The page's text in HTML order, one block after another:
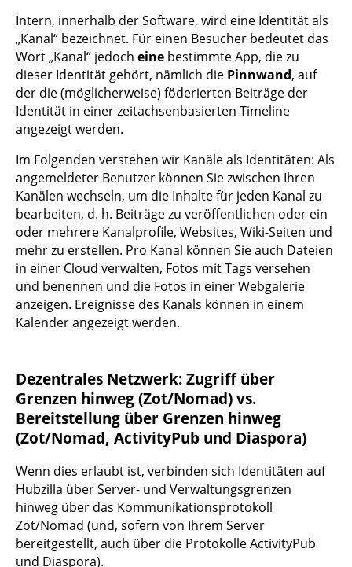
Intern, innerhalb der Software, wird eine Identität als
„Kanal“ bezeichnet. Für einen Besucher bedeutet das
Wort „Kanal“ jedoch eine bestimmte App, die zu
dieser Identität gehört, nämlich die Pinnwand, auf
der die (möglicherweise) föderierten Beiträge der
Identität in einer zeitachsenbasierten Timeline
angezeigt werden.
Im Folgenden verstehen wir Kanäle als Identitäten: Als
angemeldeter Benutzer können Sie zwischen Ihren
Kanälen wechseln, um die Inhalte für jeden Kanal zu
bearbeiten, d. h. Beiträge zu veröffentlichen oder ein
oder mehrere Kanalprofile, Websites, Wiki-Seiten und
mehr zu erstellen. Pro Kanal können Sie auch Dateien
in einer Cloud verwalten, Fotos mit Tags versehen
und benennen und die Fotos in einer Webgalerie
anzeigen. Ereignisse des Kanals können in einem
Kalender angezeigt werden.
Dezentrales Netzwerk: Zugriff über
Grenzen hinweg (Zot/Nomad) vs.
Bereitstellung über Grenzen hinweg
(Zot/Nomad, ActivityPub und Diaspora)
Wenn dies erlaubt ist, verbinden sich Identitäten auf
Hubzilla über Server- und Verwaltungsgrenzen
hinweg über das Kommunikationsprotokoll
Zot/Nomad (und, sofern von Ihrem Server
bereitgestellt, auch über die Protokolle ActivityPub
und Diaspora).